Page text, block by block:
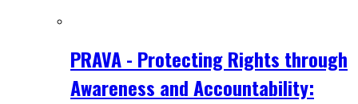
PRAVA - Protecting Rights through
Awareness and Accountability: